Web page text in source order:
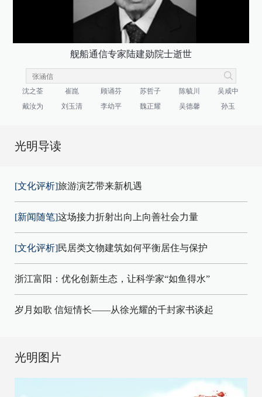
舰船通信专家陆建勋院士逝世
沈之荃 崔崑 顾诵芬 苏哲子 陈毓川
吴咸中
戴汝为
刘玉清 李幼平 魏正耀 吴德馨 孙玉
光明导读
[文化评析]旅游演艺带来新机遇
[新闻随笔]这场接力折射出向上向善社会力量
[文化评析]民居类文物建筑如何平衡居住与保护
浙江富阳：优化创新生态，让科学家“如鱼得水”
岁月如歌 信短情长——从徐光耀的千封家书谈起
光明图片